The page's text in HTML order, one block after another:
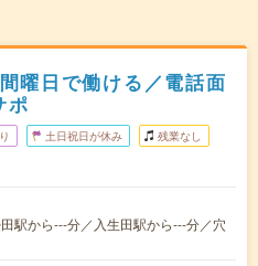
曜日で働ける／電話面
ポ
土日祝日が休み 残業なし
駅から---分／入生田駅から---分／穴